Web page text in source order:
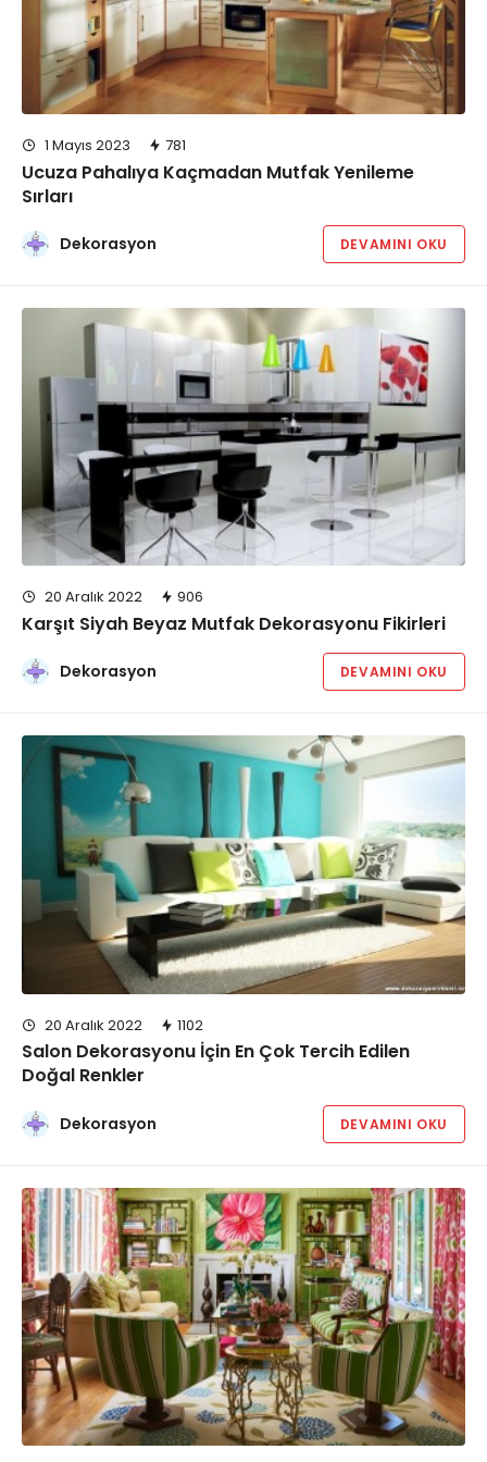
1 Mayıs 2023 781
Ucuza Pahalıya Kaçmadan Mutfak Yenileme
Sırları
Dekorasyon DEVAMINI OKU
20 Aralık 2022 906
Karşıt Siyah Beyaz Mutfak Dekorasyonu Fikirleri
Dekorasyon DEVAMINI OKU
20 Aralık 2022 1102
Salon Dekorasyonu İçin En Çok Tercih Edilen
Doğal Renkler
Dekorasyon DEVAMINI OKU